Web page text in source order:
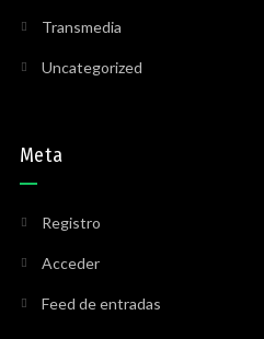
Transmedia
Uncategorized
Meta
Registro
Acceder
Feed de entradas